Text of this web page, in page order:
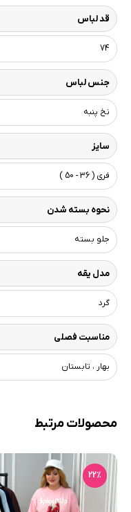
قد لباس
74
جنس لباس
نخ پنبه
سایز
فری ( 36 - 50 )
نحوه بسته شدن
جلو بسته
مدل یقه
گرد
مناسبت فصلی
بهار ، تابستان
محصولات مرتبط
22٪